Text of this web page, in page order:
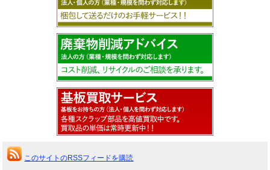
このサイトのRSSフィードを購読